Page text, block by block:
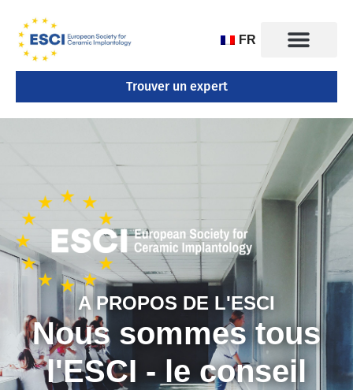
FR
Trouver un expert
A PROPOS DE L'ESCI
Nous sommes tous
l'ESCI - le conseil